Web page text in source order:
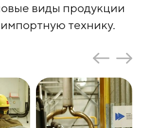
виды продукции
технику.